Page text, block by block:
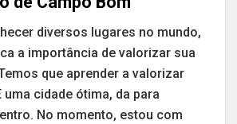
diversos lugares no mundo,
a importância de valorizar sua
que aprender a valorizar
uma cidade ótima, da para
No momento, estou com